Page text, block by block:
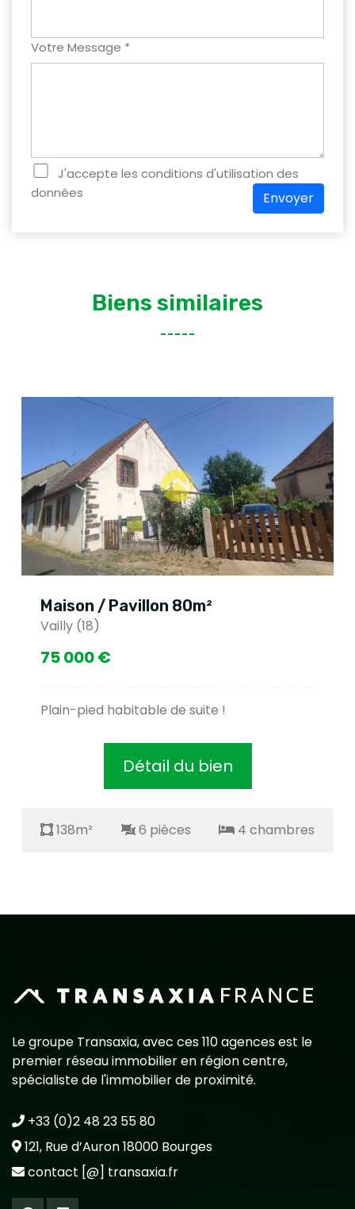
Votre Message *
J'accepte les conditions d'utilisation des
données
Envoyer
Biens similaires
Maison / Pavillon 80m²
Vailly (18)
75 000 €
Plain-pied habitable de suite !
Détail du bien
138m² 6 pièces 4 chambres
Le groupe Transaxia, avec ces 110 agences est le
premier réseau immobilier en région centre,
spécialiste de l'immobilier de proximité.
+33 (0)2 48 23 55 80
121, Rue d’Auron 18000 Bourges
contact [@] transaxia.fr